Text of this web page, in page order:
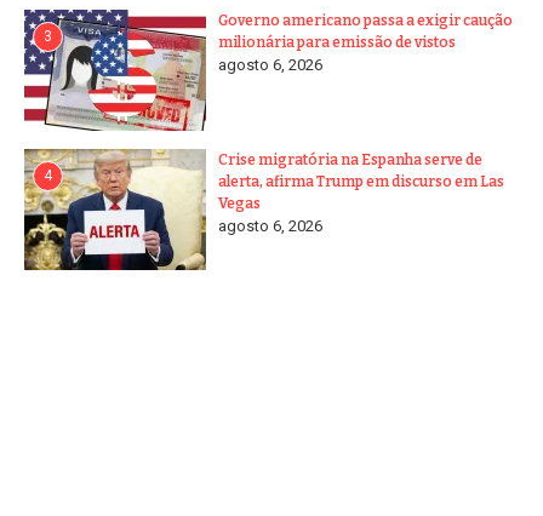
3
Governo americano passa a exigir caução
milionária para emissão de vistos
agosto 6, 2026
4
Crise migratória na Espanha serve de
alerta, afirma Trump em discurso em Las
Vegas
agosto 6, 2026